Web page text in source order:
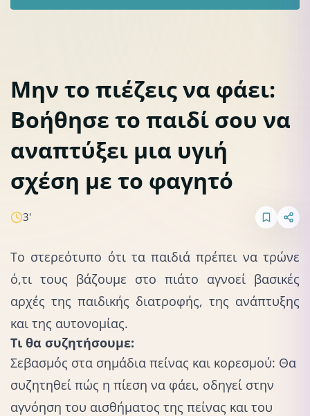
Παιδική διατροφή
Μην το πιέζεις να φάει:
Βοήθησε το παιδί σου να
αναπτύξει μια υγιή
σχέση με το φαγητό
3'
Το στερεότυπο ότι τα παιδιά πρέπει να τρώνε
ό,τι τους βάζουμε στο πιάτο αγνοεί βασικές
αρχές της παιδικής διατροφής, της ανάπτυξης
και της αυτονομίας.
Τι θα συζητήσουμε:
Σεβασμός στα σημάδια πείνας και κορεσμού: Θα
συζητηθεί πώς η πίεση να φάει, οδηγεί στην
αγνόηση του αισθήματος της πείνας και του